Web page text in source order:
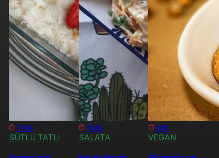
10dk
SÜTLÜ TATLI
10dk
SALATA
5dk
VEGAN